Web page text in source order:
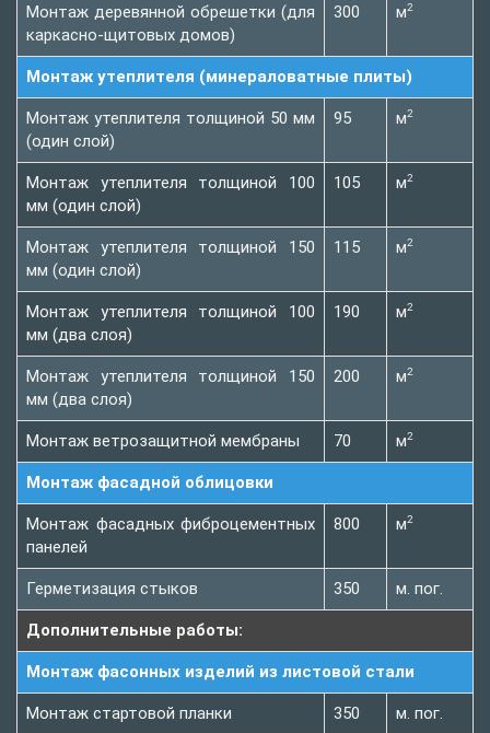
Монтаж деревянной обрешетки (для
каркасно-щитовых домов)
300 м2
Монтаж утеплителя (минераловатные плиты)
Монтаж утеплителя толщиной 50 мм
(один слой)
95 м2
Монтаж утеплителя толщиной 100
мм (один слой)
105 м2
Монтаж утеплителя толщиной 150
мм (один слой)
115 м2
Монтаж утеплителя толщиной 100
мм (два слоя)
190 м2
Монтаж утеплителя толщиной 150
мм (два слоя)
200 м2
Монтаж ветрозащитной мембраны 70 м2
Монтаж фасадной облицовки
Монтаж фасадных фиброцементных
панелей
800 м2
Герметизация стыков 350 м. пог.
Дополнительные работы:
Монтаж фасонных изделий из листовой стали
Монтаж стартовой планки 350 м. пог.